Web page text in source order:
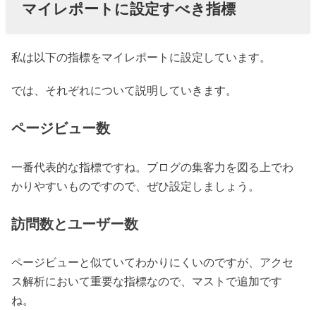
マイレポートに設定すべき指標
私は以下の指標をマイレポートに設定しています。
では、それぞれについて説明していきます。
ページビュー数
一番代表的な指標ですね。ブログの集客力を図る上でわ
かりやすいものですので、ぜひ設定しましょう。
訪問数とユーザー数
ページビューと似ていてわかりにくいのですが、アクセ
ス解析において重要な指標なので、マストで追加です
ね。